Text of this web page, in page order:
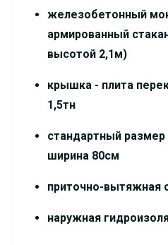
железобетонный
армированный
высотой 2,1м)
крышка - плита
1,5тн
стандартный размер
ширина 80см
приточно-вытяжная
наружная